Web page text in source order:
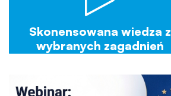
Skonensowana wiedza z
wybranych zagadnień